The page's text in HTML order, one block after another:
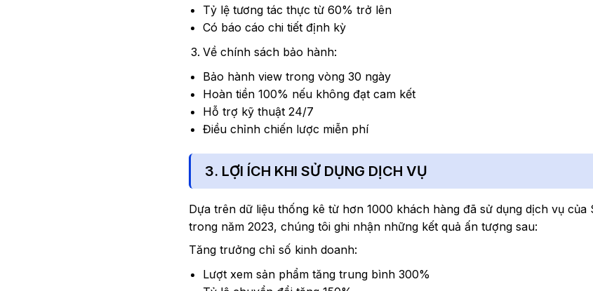
Tỷ lệ tương tác thực từ 60% trở lên
Có báo cáo chi tiết định kỳ
Về chính sách bảo hành:
Bảo hành view trong vòng 30 ngày
Hoàn tiền 100% nếu không đạt cam kết
Hỗ trợ kỹ thuật 24/7
Điều chỉnh chiến lược miễn phí
3. LỢI ÍCH KHI SỬ DỤNG DỊCH VỤ
Dựa trên dữ liệu thống kê từ hơn 1000 khách hàng đã sử dụng dịch vụ của
trong năm 2023, chúng tôi ghi nhận những kết quả ấn tượng sau:
Tăng trưởng chỉ số kinh doanh:
Lượt xem sản phẩm tăng trung bình 300%